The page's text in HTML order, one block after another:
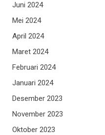
Juni 2024
Mei 2024
April 2024
Maret 2024
Februari 2024
Januari 2024
Desember 2023
November 2023
Oktober 2023